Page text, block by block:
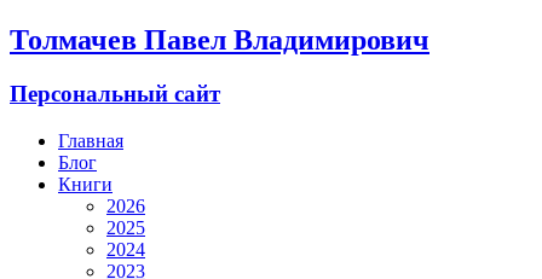
Толмачев Павел Владимирович
Персональный сайт
Главная
Блог
Книги
2026
2025
2024
2023